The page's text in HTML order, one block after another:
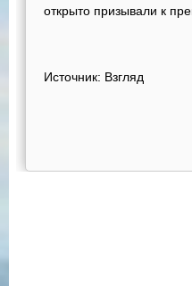
открыто призывали к
Источник: Взгляд